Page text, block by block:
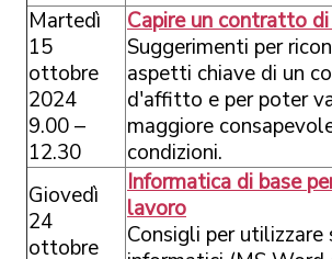
Martedì
15
ottobre
2024
9.00 –
12.30
Capire un contratto
Suggerimenti per
aspetti chiave di un
d'affitto e per poter
maggiore
condizioni.
Giovedì
24
ottobre
Informatica di base
lavoro
Consigli per